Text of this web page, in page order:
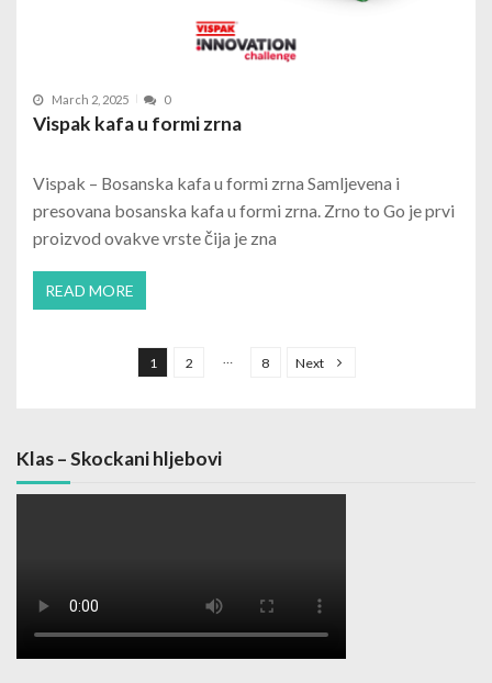
March 2, 2025 0
Vispak kafa u formi zrna
Vispak – Bosanska kafa u formi zrna Samljevena i
presovana bosanska kafa u formi zrna. Zrno to Go je prvi
proizvod ovakve vrste čija je zna
READ MORE
1 2 … 8 Next
Klas – Skockani hljebovi